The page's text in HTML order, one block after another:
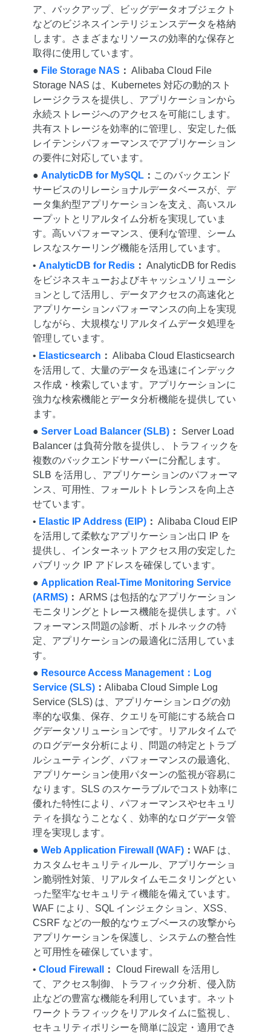
ア、バックアップ、ビッグデータオブジェクト
などのビジネスインテリジェンスデータを格納
します。さまざまなリソースの効率的な保存と
取得に使用しています。
● File Storage NAS ： Alibaba Cloud File
Storage NAS は、Kubernetes 対応の動的スト
レージクラスを提供し、アプリケーションから
永続ストレージへのアクセスを可能にします。
共有ストレージを効率的に管理し、安定した低
レイテンシパフォーマンスでアプリケーション
の要件に対応しています。
● AnalyticDB for MySQL： このバックエンド
サービスのリレーショナルデータベースが、デ
ータ集約型アプリケーションを支え、高いスル
ープットとリアルタイム分析を実現していま
す。高いパフォーマンス、便利な管理、シーム
レスなスケーリング機能を活用しています。
• AnalyticDB for Redis： AnalyticDB for Redis
をビジネスキューおよびキャッシュソリューシ
ョンとして活用し、データアクセスの高速化と
アプリケーションパフォーマンスの向上を実現
しながら、大規模なリアルタイムデータ処理を
管理しています。
• Elasticsearch ： Alibaba Cloud Elasticsearch
を活用して、大量のデータを迅速にインデック
ス作成・検索しています。アプリケーションに
強力な検索機能とデータ分析機能を提供してい
ます。
● Server Load Balancer (SLB)：
Server Load
Balancer は負荷分散を提供し、トラフィックを
複数のバックエンドサーバーに分配します。
SLB を活用し、アプリケーションのパフォーマ
ンス、可用性、フォールトトレランスを向上さ
せています。
• Elastic IP Address (EIP)： Alibaba Cloud EIP
を活用して柔軟なアプリケーション出口 IP を
提供し、インターネットアクセス用の安定した
パブリック IP アドレスを確保しています。
● Application Real-Time Monitoring Service
(ARMS)： ARMS は包括的なアプリケーション
モニタリングとトレース機能を提供します。パ
フォーマンス問題の診断、ボトルネックの特
定、アプリケーションの最適化に活用していま
す。
● Resource Access Management：Log
Service (SLS)： Alibaba Cloud Simple Log
Service (SLS) は、アプリケーションログの効
率的な収集、保存、クエリを可能にする統合ロ
グデータソリューションです。リアルタイムで
のログデータ分析により、問題の特定とトラブ
ルシューティング、パフォーマンスの最適化、
アプリケーション使用パターンの監視が容易に
なります。SLS のスケーラブルでコスト効率に
優れた特性により、パフォーマンスやセキュリ
ティを損なうことなく、効率的なログデータ管
理を実現します。
● Web Application Firewall (WAF)： WAF は、
カスタムセキュリティルール、アプリケーショ
ン脆弱性対策、リアルタイムモニタリングとい
った堅牢なセキュリティ機能を備えています。
WAF により、SQL インジェクション、XSS、
CSRF などの一般的なウェブベースの攻撃から
アプリケーションを保護し、システムの整合性
と可用性を確保しています。
• Cloud Firewall ： Cloud Firewall を活用し
て、アクセス制御、トラフィック分析、侵入防
止などの豊富な機能を利用しています。ネット
ワークトラフィックをリアルタイムに監視し、
セキュリティポリシーを簡単に設定・適用でき